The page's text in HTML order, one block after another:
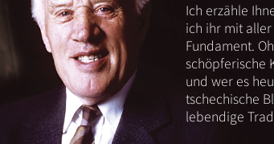
Ich erzähle
ich ihr mit
Fundament.
schöpferische
und wer es
tschechische
lebendige